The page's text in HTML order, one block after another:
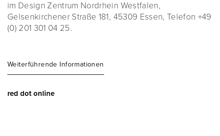
im Design Zentrum Nordrhein Westfalen,
Gelsenkirchener Straße 181, 45309 Essen, Telefon +49
(0) 201 301 04 25.
Weiterführende Informationen
red dot online